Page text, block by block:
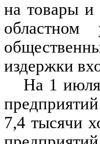
на товары
издержки
На 1 июля
7,4 тысячи